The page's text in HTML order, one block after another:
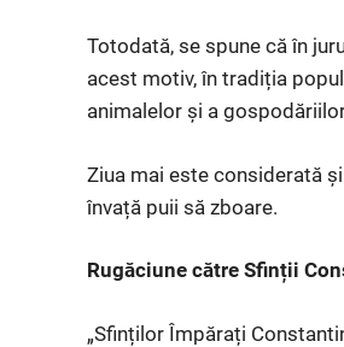
Totodată, se spune că în
acest motiv, în tradiția
animalelor și a
Ziua mai este considerată
învață puii să zboare.
Rugăciune către Sfinții
„Sfinților Împărați